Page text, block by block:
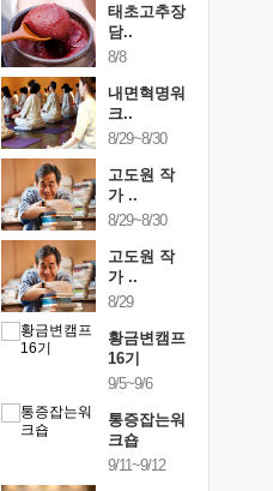
태초고추장
담..
8/8
내면혁명워
크..
8/29~8/30
고도원 작
가 ..
8/29~8/30
고도원 작
가 ..
8/29
황금변캠프
16기
9/5~9/6
통증잡는워
크숍
9/11~9/12